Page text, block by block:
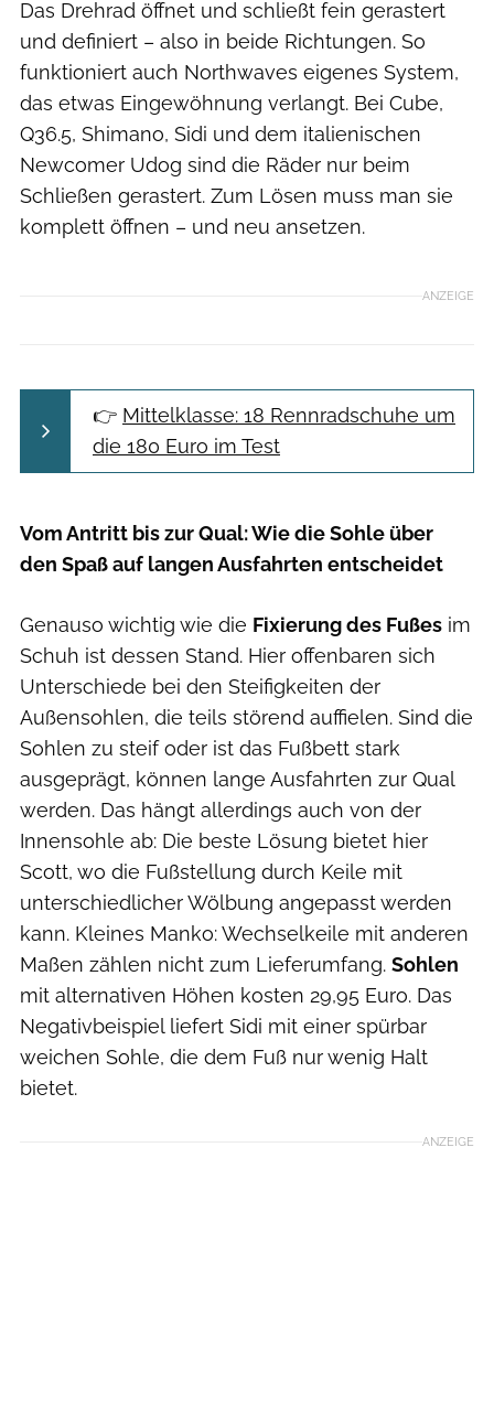
Das Drehrad öffnet und schließt fein gerastert
und definiert – also in beide Richtungen. So
funktioniert auch Northwaves eigenes System,
das etwas Eingewöhnung verlangt. Bei Cube,
Q36.5, Shimano, Sidi und dem italienischen
Newcomer Udog sind die Räder nur beim
Schließen gerastert. Zum Lösen muss man sie
komplett öffnen – und neu ansetzen.
ANZEIGE
👉 Mittelklasse: 18 Rennradschuhe um
die 180 Euro im Test
Vom Antritt bis zur Qual: Wie die Sohle über
den Spaß auf langen Ausfahrten entscheidet
Genauso wichtig wie die Fixierung des Fußes im
Schuh ist dessen Stand. Hier offenbaren sich
Unterschiede bei den Steifigkeiten der
Außensohlen, die teils störend auffielen. Sind die
Sohlen zu steif oder ist das Fußbett stark
ausgeprägt, können lange Ausfahrten zur Qual
werden. Das hängt allerdings auch von der
Innensohle ab: Die beste Lösung bietet hier
Scott, wo die Fußstellung durch Keile mit
unterschiedlicher Wölbung angepasst werden
kann. Kleines Manko: Wechselkeile mit anderen
Maßen zählen nicht zum Lieferumfang. Sohlen
mit alternativen Höhen kosten 29,95 Euro. Das
Negativbeispiel liefert Sidi mit einer spürbar
weichen Sohle, die dem Fuß nur wenig Halt
bietet.
ANZEIGE